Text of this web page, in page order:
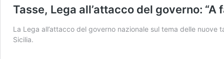
Tasse, Lega all’attacco del governo:
La Lega all’attacco del governo nazionale sul tema delle
Sicilia.